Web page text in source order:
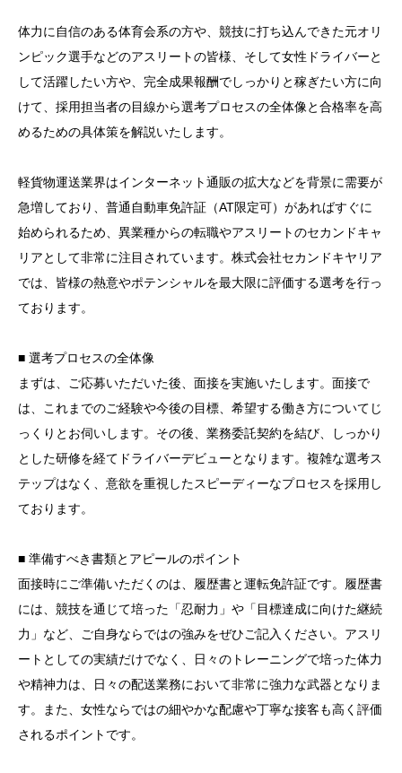
体力に自信のある体育会系の方や、競技に打ち込んできた元オリ
ンピック選手などのアスリートの皆様、そして女性ドライバーと
して活躍したい方や、完全成果報酬でしっかりと稼ぎたい方に向
けて、採用担当者の目線から選考プロセスの全体像と合格率を高
めるための具体策を解説いたします。
軽貨物運送業界はインターネット通販の拡大などを背景に需要が
急増しており、普通自動車免許証（AT限定可）があればすぐに
始められるため、異業種からの転職やアスリートのセカンドキャ
リアとして非常に注目されています。株式会社セカンドキヤリア
では、皆様の熱意やポテンシャルを最大限に評価する選考を行っ
ております。
■ 選考プロセスの全体像
まずは、ご応募いただいた後、面接を実施いたします。面接で
は、これまでのご経験や今後の目標、希望する働き方についてじ
っくりとお伺いします。その後、業務委託契約を結び、しっかり
とした研修を経てドライバーデビューとなります。複雑な選考ス
テップはなく、意欲を重視したスピーディーなプロセスを採用し
ております。
■ 準備すべき書類とアピールのポイント
面接時にご準備いただくのは、履歴書と運転免許証です。履歴書
には、競技を通じて培った「忍耐力」や「目標達成に向けた継続
力」など、ご自身ならではの強みをぜひご記入ください。アスリ
ートとしての実績だけでなく、日々のトレーニングで培った体力
や精神力は、日々の配送業務において非常に強力な武器となりま
す。また、女性ならではの細やかな配慮や丁寧な接客も高く評価
されるポイントです。